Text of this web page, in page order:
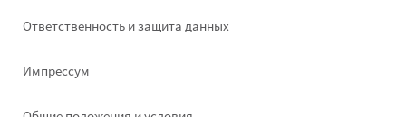
Ответственность и защита данных
Импрессум